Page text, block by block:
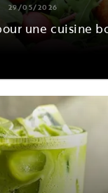
29/05/2026
une cuisine